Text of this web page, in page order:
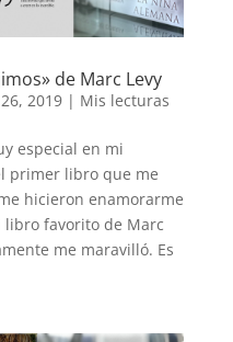
de Marc Levy
2019| Mis lecturas
especial en mi
primer libro que me
hicieron enamorarme
favorito de Marc
me maravilló. Es